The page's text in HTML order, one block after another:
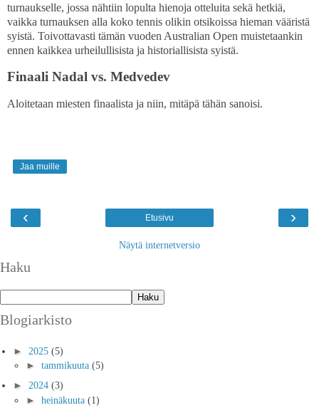
turnaukselle, jossa nähtiin lopulta hienoja otteluita sekä hetkiä,
vaikka turnauksen alla koko tennis olikin otsikoissa hieman vääristä
syistä. Toivottavasti tämän vuoden Australian Open muistetaankin
ennen kaikkea urheilullisista ja historiallisista syistä.
Finaali Nadal vs. Medvedev
Aloitetaan miesten finaalista ja niin, mitäpä tähän sanoisi.
Jaa muille
‹ ›
Etusivu
Näytä internetversio
Haku
Blogiarkisto
► 2025 (5)
► tammikuuta (5)
► 2024 (3)
► heinäkuuta (1)